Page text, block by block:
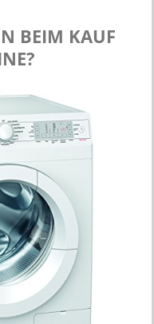
BEIM KAUF